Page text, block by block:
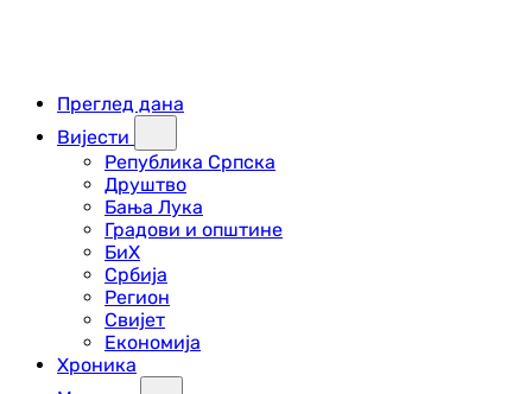
Преглед дана
Вијести
Република Српска
Друштво
Бања Лука
Градови и општине
БиХ
Србија
Регион
Свијет
Економија
Хроника